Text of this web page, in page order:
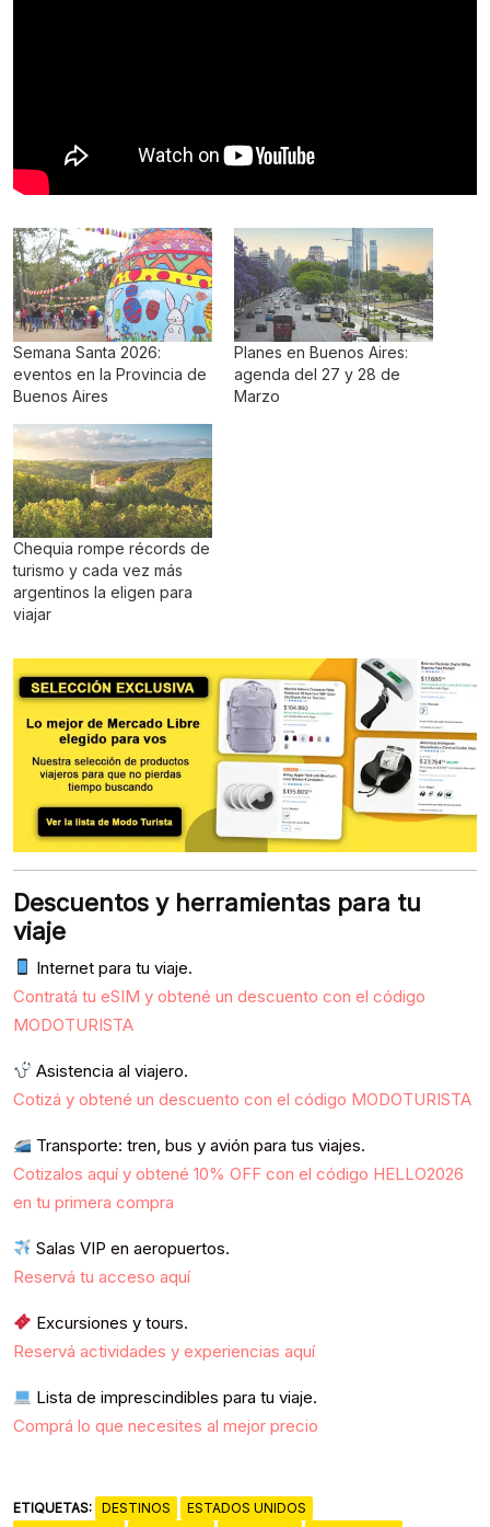
Semana Santa 2026:
eventos en la Provincia de
Buenos Aires
Planes en Buenos Aires:
agenda del 27 y 28 de
Marzo
Chequia rompe récords de
turismo y cada vez más
argentinos la eligen para
viajar
Descuentos y herramientas para tu
viaje
Internet para tu viaje.
Contratá tu eSIM y obtené un descuento con el código
MODOTURISTA
Asistencia al viajero.
Cotizá y obtené un descuento con el código MODOTURISTA
Transporte: tren, bus y avión para tus viajes.
Cotizalos aquí y obtené 10% OFF con el código HELLO2026
en tu primera compra
Salas VIP en aeropuertos.
Reservá tu acceso aquí
Excursiones y tours.
Reservá actividades y experiencias aquí
Lista de imprescindibles para tu viaje.
Comprá lo que necesites al mejor precio
ETIQUETAS: DESTINOS
ESTADOS UNIDOS